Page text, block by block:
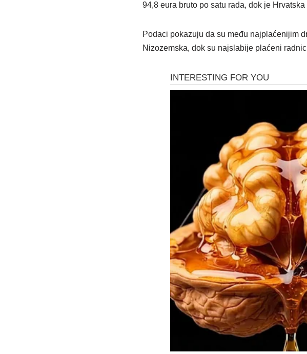
94,8 eura bruto po satu rada, dok je
Podaci pokazuju da su među najplaćenijim
Nizozemska, dok su najslabije plaćeni